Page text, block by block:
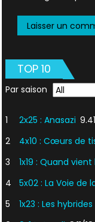
TOP 10
Par saison
1 2x25 : Anasazi
2
4x10 : Cœurs de
3
1x19 : Quand
4
5x02 : La Voie de
5
1x23 : Les hybrides